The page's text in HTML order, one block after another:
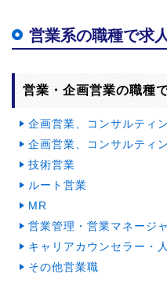
営業系の職種で求
営業・企画営業の職種
企画営業、コンサルティ
企画営業、コンサルティ
技術営業
ルート営業
MR
営業管理・営業マネージ
キャリアカウンセラー・
その他営業職